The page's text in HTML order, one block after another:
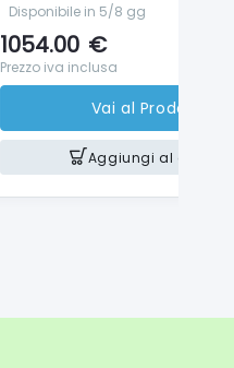
Disponibile in 5/8 gg
1054.00 €
Prezzo iva inclusa
Vai al Prodotto
Aggiungi al carrello